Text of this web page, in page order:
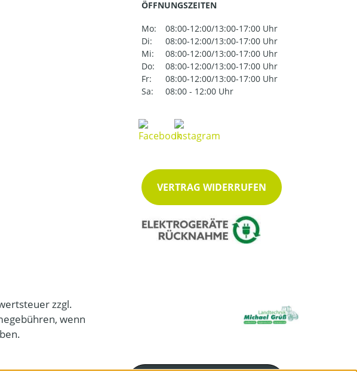
ÖFFNUNGSZEITEN
Mo:
08:00-12:00/13:00-17:00 Uhr
Di:
08:00-12:00/13:00-17:00 Uhr
Mi:
08:00-12:00/13:00-17:00 Uhr
Do:
08:00-12:00/13:00-17:00 Uhr
Fr:
08:00-12:00/13:00-17:00 Uhr
Sa:
08:00 - 12:00 Uhr
VERTRAG WIDERRUFEN
zzgl.
wenn